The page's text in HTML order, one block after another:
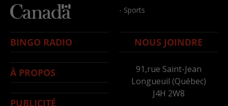
- Sports
BINGO RADIO
À PROPOS
PUBLICITÉ
NOUS JOINDRE
91,rue Saint-Jean
Longueuil (Québec)
J4H 2W8